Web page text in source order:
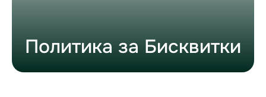
Политика за Бисквитки